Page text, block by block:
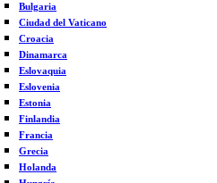
Bulgaria
Ciudad del Vaticano
Croacia
Dinamarca
Eslovaquia
Eslovenia
Estonia
Finlandia
Francia
Grecia
Holanda